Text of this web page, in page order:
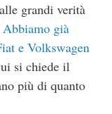
grandi verità
Abbiamo già
e Volkswagen
si chiede il
più di quanto